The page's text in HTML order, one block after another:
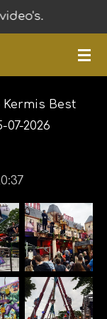
Kermis Best
07-2026